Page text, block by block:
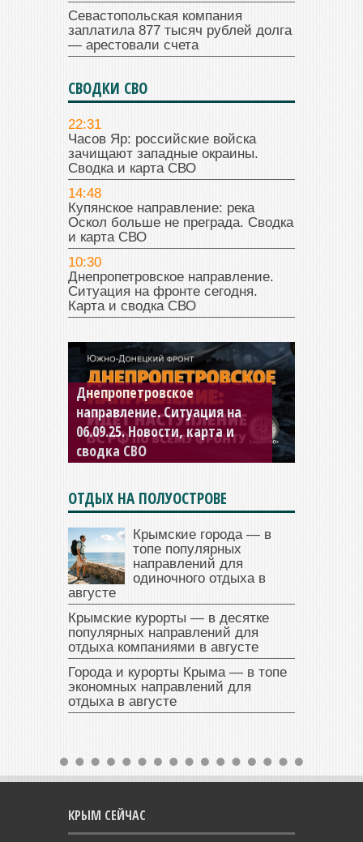
Севастопольская компания
заплатила 877 тысяч рублей долга
— арестовали счета
СВОДКИ СВО
22:31
Часов Яр: российские войска
зачищают западные окраины.
Сводка и карта СВО
14:48
Купянское направление: река
Оскол больше не преграда. Сводка
и карта СВО
10:30
Днепропетровское направление.
Ситуация на фронте сегодня.
Карта и сводка СВО
Константиновское
направление. Ситуация на
04.09.25 Новости, карта и
сводка СВО
ОТДЫХ НА ПОЛУОСТРОВЕ
Крымские города — в
топе популярных
направлений для
одиночного отдыха в
августе
Крымские курорты — в десятке
популярных направлений для
отдыха компаниями в августе
Города и курорты Крыма — в топе
экономных направлений для
отдыха в августе
КРЫМ СЕЙЧАС